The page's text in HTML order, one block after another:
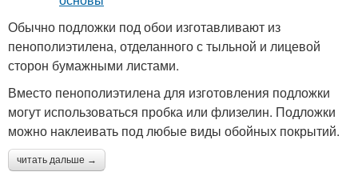
Обычно подложки под обои изготавливают из
пенополиэтилена, отделанного с тыльной и лицевой
сторон бумажными листами.
Вместо пенополиэтилена для изготовления подложки
могут использоваться пробка или флизелин. Подложки
можно наклеивать под любые виды обойных покрытий.
читать дальше →